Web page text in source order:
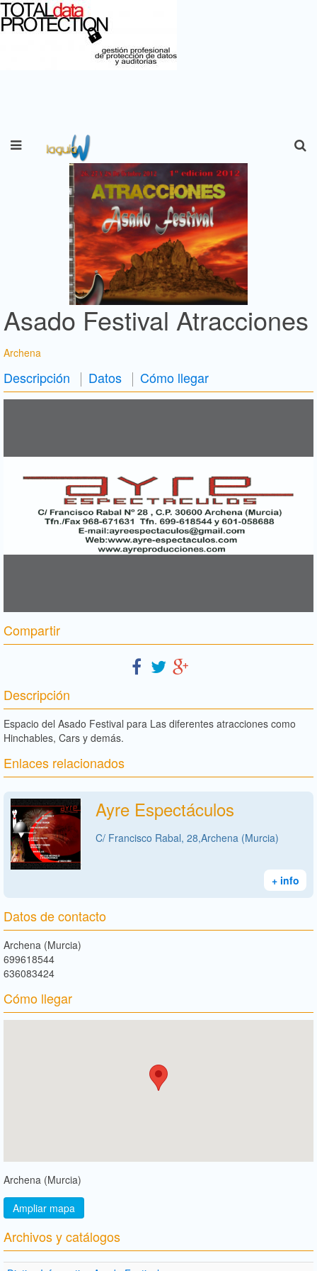
Asado Festival Atracciones
Archena
Descripción Datos Cómo llegar
Compartir
Descripción
Espacio del Asado Festival para Las diferentes atracciones como
Hinchables, Cars y demás.
Enlaces relacionados
Ayre Espectáculos
C/ Francisco Rabal, 28,Archena (Murcia)
+ info
Datos de contacto
Archena (Murcia)
699618544
636083424
Cómo llegar
Archena (Murcia)
Ampliar mapa
Archivos y catálogos